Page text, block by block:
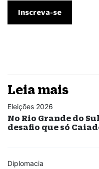
Leia mais
Eleições 2026
No Rio Grande do
desafio que só
Diplomacia